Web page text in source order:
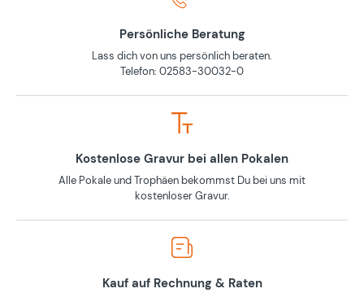
Persönliche Beratung
Lass dich von uns persönlich beraten.
Telefon: 02583-30032-0
Kostenlose Gravur bei allen Pokalen
Alle Pokale und Trophäen bekommst Du bei uns mit
kostenloser Gravur.
Kauf auf Rechnung & Raten